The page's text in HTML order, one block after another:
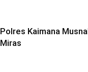
Polres Kaimana
Miras